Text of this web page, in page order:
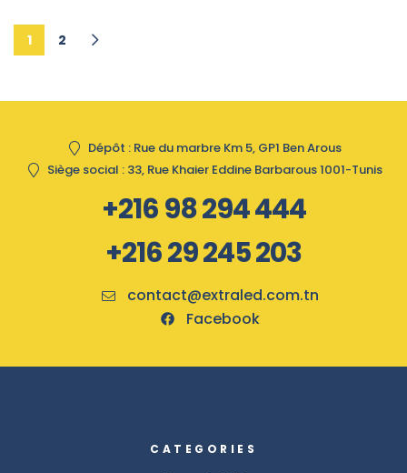
1 2
Dépôt : Rue du marbre Km 5, GP1 Ben Arous
Siège social : 33, Rue Khaier Eddine Barbarous 1001-Tunis
+216 98 294 444
+216 29 245 203
contact@extraled.com.tn
Facebook
CATEGORIES